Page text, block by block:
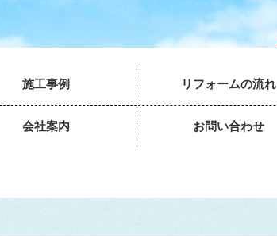
施工事例 リフォームの流れ
会社案内 お問い合わせ